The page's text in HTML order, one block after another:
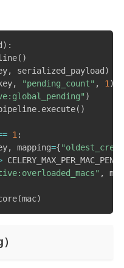
) :
( )
, serialized_payload )
, "pending_count" , 1 )
)
. execute( )
1 :
, mapping={
, mac
(mac)